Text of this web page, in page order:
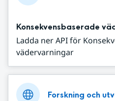
Konsekvensbaserade
Ladda ner API för
vädervarningar
Forskning och